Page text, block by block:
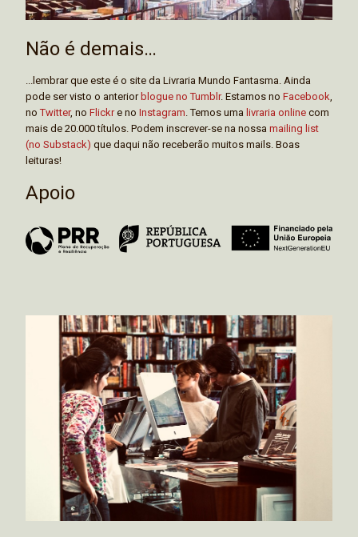
Não é demais…
...lembrar que este é o site da Livraria Mundo Fantasma. Ainda
pode ser visto o anteriorblogue no Tumblr. Estamos no Facebook
noTwitter, no Flickre no Instagram . Temos uma livraria online com
mais de 20.000 títulos. Podem inscrever-se na nossa mailing list
(no Substack) que daqui não receberão muitos mails. Boas
leituras!
Apoio